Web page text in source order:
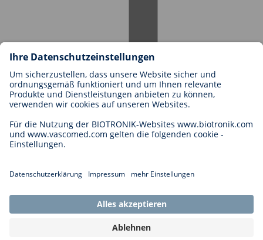
Karriere bei BIOTRONIK
Einstieg
Bewerbung
Karrierechancen
Cookie-Einstellungen
Rechtliche Hinweise